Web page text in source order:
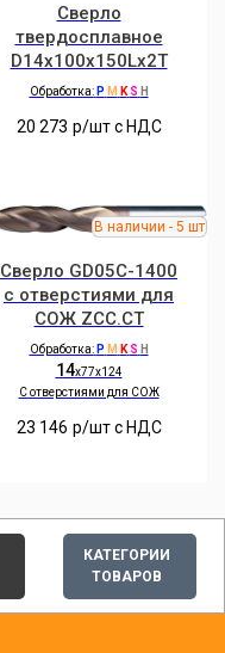
Сверло
твердосплавное
D14x100x150Lx2T
Обработка: P M K S H
20 273 р/шт c НДС
Сверло GD05C-1400
с отверстиями для
СОЖ ZCC.CT
Обработка: P M K S H
14x77x124
C отверстиями для СОЖ
23 146 р/шт c НДС
КАТЕГОРИИ
ТОВАРОВ